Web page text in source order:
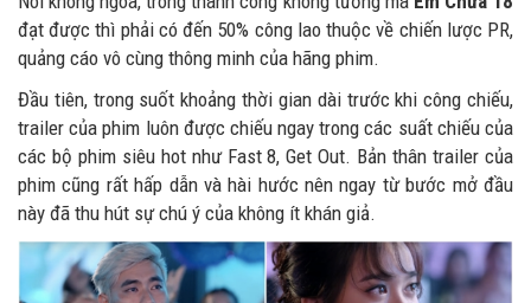
đạt được thì phải có đến 50% công lao thuộc về chiến lược PR,
quảng cáo vô cùng thông minh của hãng phim.
Đầu tiên, trong suốt khoảng thời gian dài trước khi công chiếu,
trailer của phim luôn được chiếu ngay trong các suất chiếu của
các bộ phim siêu hot như Fast 8, Get Out. Bản thân trailer của
phim cũng rất hấp dẫn và hài hước nên ngay từ bước mở đầu
này đã thu hút sự chú ý của không ít khán giả.